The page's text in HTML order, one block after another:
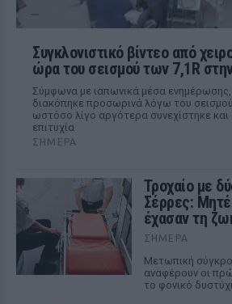
Συγκλονιστικό βίντεο από
ώρα του σεισμού των 7,1R
Σύμφωνα με ιαπωνικά μέσα
διακόπηκε προσωρινά λόγω του σεισμού
ωστόσο λίγο αργότερα συνεχίστηκε
επιτυχία
ΣΉΜΕΡΑ
Τροχαίο με
Σέρρες:
έχασαν τη
ΣΉΜΕΡΑ
Μετωπική
αναφέρουν οι
το φονικό